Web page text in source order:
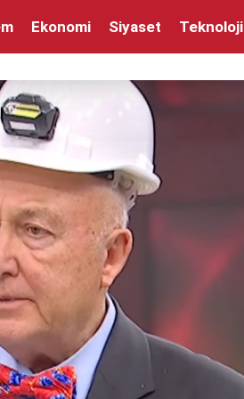
Ekonomi Siyaset Teknoloji